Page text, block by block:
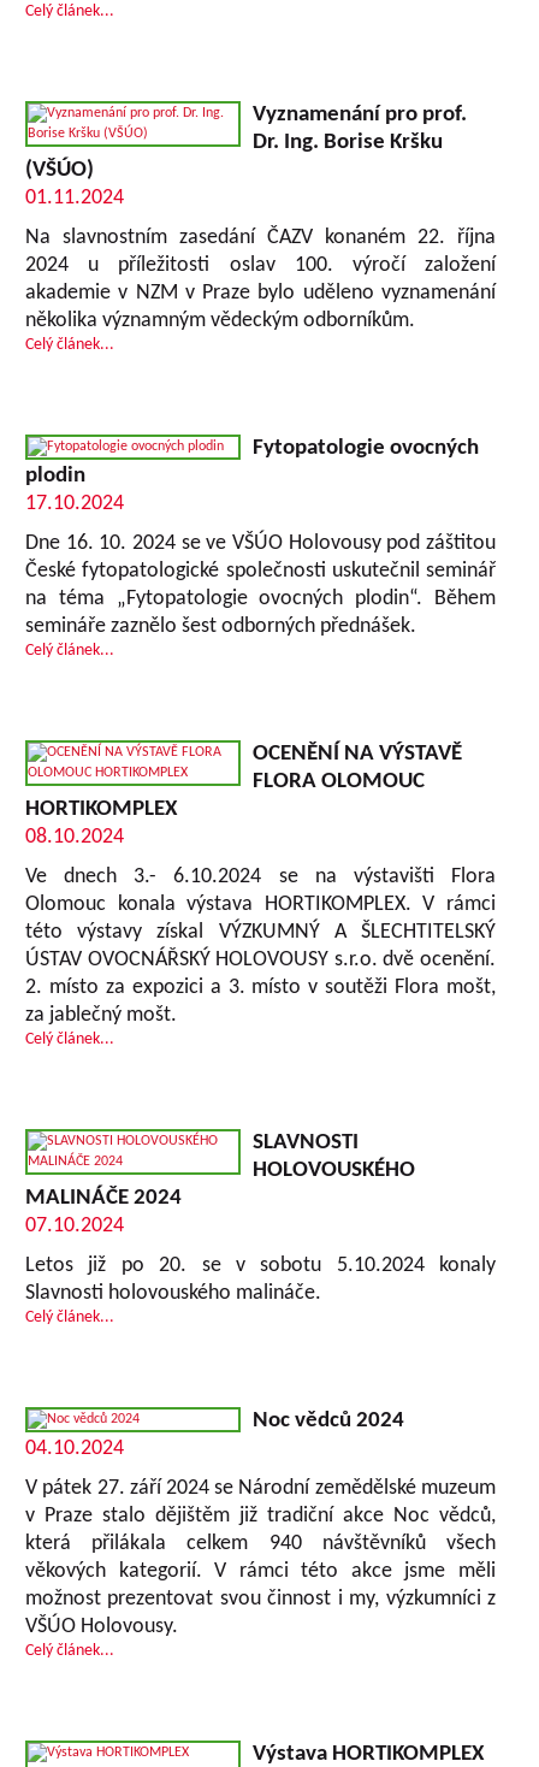
Celý článek...
Vyznamenání pro prof.
Dr. Ing. Borise Kršku
(VŠÚO)
01.11.2024
Na slavnostním zasedání ČAZV konaném 22. října
2024 u příležitosti oslav 100. výročí založení
akademie v NZM v Praze bylo uděleno vyznamenání
několika významným vědeckým odborníkům.
Celý článek...
Fytopatologie ovocných
plodin
17.10.2024
Dne 16. 10. 2024 se ve VŠÚO Holovousy pod záštitou
České fytopatologické společnosti uskutečnil seminář
na téma „Fytopatologie ovocných plodin“. Během
semináře zaznělo šest odborných přednášek.
Celý článek...
OCENĚNÍ NA VÝSTAVĚ
FLORA OLOMOUC
HORTIKOMPLEX
08.10.2024
Ve dnech 3.- 6.10.2024 se na výstavišti Flora
Olomouc konala výstava HORTIKOMPLEX. V rámci
této výstavy získal VÝZKUMNÝ A ŠLECHTITELSKÝ
ÚSTAV OVOCNÁŘSKÝ HOLOVOUSY s.r.o. dvě ocenění.
2. místo za expozici a 3. místo v soutěži Flora mošt,
za jablečný mošt.
Celý článek...
SLAVNOSTI
HOLOVOUSKÉHO
MALINÁČE 2024
07.10.2024
Letos již po 20. se v sobotu 5.10.2024 konaly
Slavnosti holovouského malináče.
Celý článek...
Noc vědců 2024
04.10.2024
V pátek 27. září 2024 se Národní zemědělské muzeum
v Praze stalo dějištěm již tradiční akce Noc vědců,
která přilákala celkem 940 návštěvníků všech
věkových kategorií. V rámci této akce jsme měli
možnost prezentovat svou činnost i my, výzkumníci z
VŠÚO Holovousy.
Celý článek...
Výstava HORTIKOMPLEX